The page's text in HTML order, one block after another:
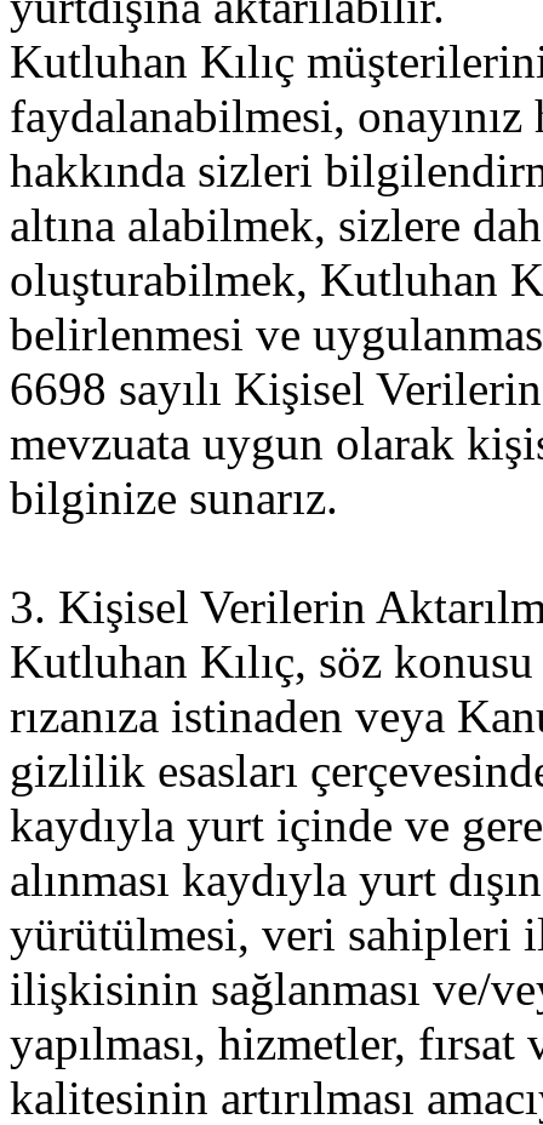
Kutluhan Kılıç
faydalanabilmesi, onayınız
hakkında sizleri
altına alabilmek, sizlere
oluşturabilmek, Kutluhan
belirlenmesi ve
6698 sayılı Kişisel
mevzuata uygun olarak
bilginize sunarız.
3. Kişisel Verilerin
Kutluhan Kılıç, söz
rızanıza istinaden veya
gizlilik esasları
kaydıyla yurt içinde ve
alınması kaydıyla yurt
yürütülmesi, veri sahipleri
ilişkisinin sağlanması ve/
yapılması, hizmetler,
kalitesinin artırılması